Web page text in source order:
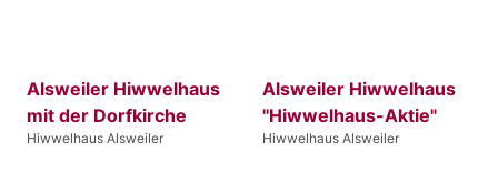
Alsweiler Hiwwelhaus
mit der Dorfkirche
Hiwwelhaus Alsweiler
Alsweiler Hiwwelhaus
"Hiwwelhaus-Aktie"
Hiwwelhaus Alsweiler